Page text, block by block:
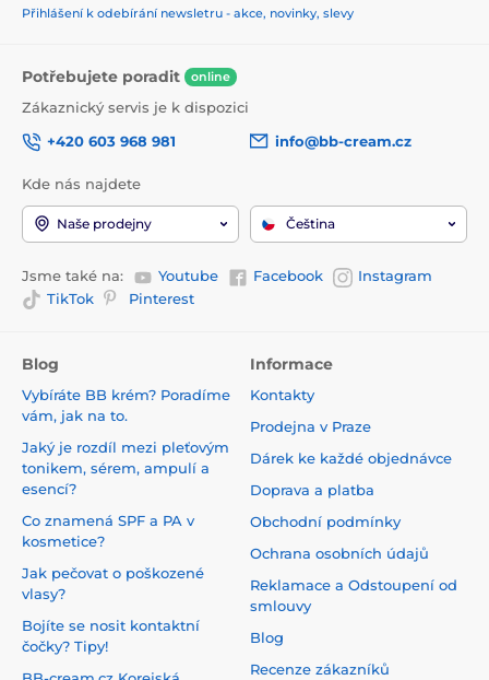
Přihlášení k odebírání newsletru - akce, novinky, slevy
Potřebujete poradit online
Zákaznický servis je k dispozici
+420 603 968 981
info@bb-cream.cz
Kde nás najdete
Naše prodejny Čeština
Jsme také na: Youtube Facebook
Instagram
TikTok
Pinterest
Blog
Vybíráte BB krém? Poradíme
vám, jak na to.
Jaký je rozdíl mezi pleťovým
tonikem, sérem, ampulí a
esencí?
Co znamená SPF a PA v
kosmetice?
Jak pečovat o poškozené
vlasy?
Bojíte se nosit kontaktní
čočky? Tipy!
Informace
Kontakty
Prodejna v Praze
Dárek ke každé objednávce
Doprava a platba
Obchodní podmínky
Ochrana osobních údajů
Reklamace a Odstoupení od
smlouvy
Blog
Recenze zákazníků